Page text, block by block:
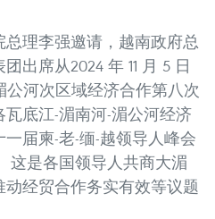
理李强邀请，越南政府总
出席从2024 年 11 月 5 日
河次区域经济合作第八次
底江-湄南河-湄公河经济
届柬-老-缅-越领导人峰会
这是各国领导人共商大湄
经贸合作务实有效等议题